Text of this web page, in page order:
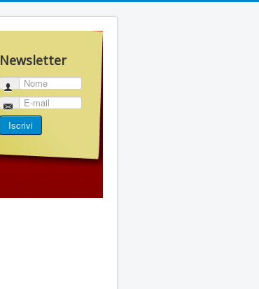
Newsletter
Nome
E-mail
Iscrivi